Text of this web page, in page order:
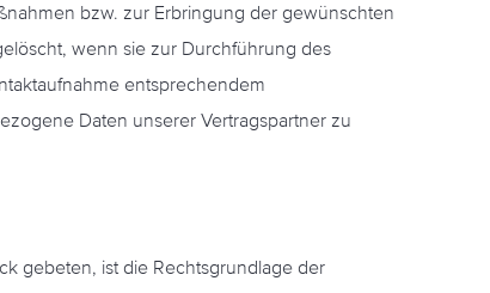
bzw. zur Erbringung der gewünschten
wenn sie zur Durchführung des
entsprechendem
Daten unserer Vertragspartner zu
gebeten, ist die Rechtsgrundlage der